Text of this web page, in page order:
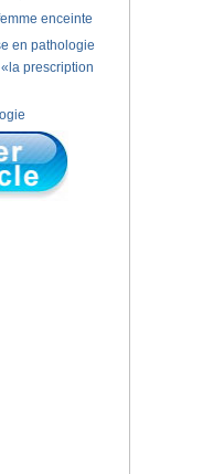
enceinte
en pathologie
prescription